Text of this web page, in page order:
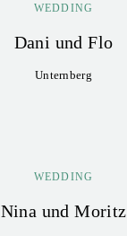
WEDDING
Dani und Flo
Unternberg
WEDDING
Nina und Moritz